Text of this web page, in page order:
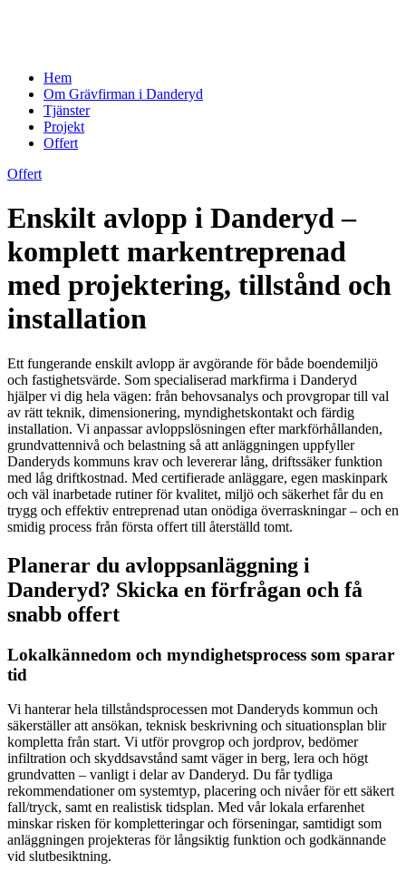
Hem
Om Grävfirman i Danderyd
Tjänster
Projekt
Offert
Offert
Enskilt avlopp i Danderyd –
komplett markentreprenad
med projektering, tillstånd och
installation
Ett fungerande enskilt avlopp är avgörande för både boendemiljö
och fastighetsvärde. Som specialiserad markfirma i Danderyd
hjälper vi dig hela vägen: från behovsanalys och provgropar till val
av rätt teknik, dimensionering, myndighetskontakt och färdig
installation. Vi anpassar avloppslösningen efter markförhållanden,
grundvattennivå och belastning så att anläggningen uppfyller
Danderyds kommuns krav och levererar lång, driftssäker funktion
med låg driftkostnad. Med certifierade anläggare, egen maskinpark
och väl inarbetade rutiner för kvalitet, miljö och säkerhet får du en
trygg och effektiv entreprenad utan onödiga överraskningar – och en
smidig process från första offert till återställd tomt.
Planerar du avloppsanläggning i
Danderyd? Skicka en förfrågan och få
snabb offert
Lokalkännedom och myndighetsprocess som sparar
tid
Vi hanterar hela tillståndsprocessen mot Danderyds kommun och
säkerställer att ansökan, teknisk beskrivning och situationsplan blir
kompletta från start. Vi utför provgrop och jordprov, bedömer
infiltration och skyddsavstånd samt väger in berg, lera och högt
grundvatten – vanligt i delar av Danderyd. Du får tydliga
rekommendationer om systemtyp, placering och nivåer för ett säkert
fall/tryck, samt en realistisk tidsplan. Med vår lokala erfarenhet
minskar risken för kompletteringar och förseningar, samtidigt som
anläggningen projekteras för långsiktig funktion och godkännande
vid slutbesiktning.